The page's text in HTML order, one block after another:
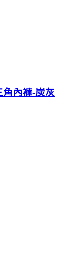
角內褲-炭灰